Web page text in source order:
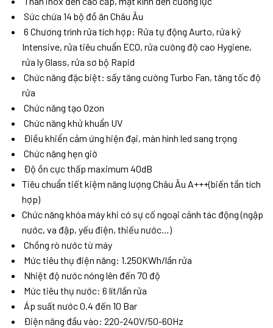
Sức chứa 14 bộ đồ ăn Châu Âu
6 Chương trình rửa tích hợp: Rửa tự động Aurto, rửa kỹ
Intensive, rửa tiêu chuẩn ECO, rửa cường độ cao Hygiene,
rửa ly Glass, rửa sơ bộ Rapid
Chức năng đặc biệt: sấy tăng cường Turbo Fan, tăng tốc độ
rửa
Chức năng tạo Ozon
Chức năng khử khuẩn UV
Điều khiển cảm ứng hiện đại, màn hình led sang trọng
Chức năng hẹn giờ
Độ ồn cực thấp maximum 40dB
Tiêu chuẩn tiết kiệm năng lượng Châu Âu A+++(biến tần tích
hợp)
Chức năng khóa máy khi có sự cố ngoại cảnh tác động (ngập
nước, va đập, yếu điện, thiếu nước…)
Chồng rò nước từ máy
Mức tiêu thụ điện năng: 1.250KWh/lần rửa
Nhiệt độ nước nóng lên đến 70 độ
Mức tiêu thụ nước: 6 lít/lần rửa
Áp suất nước 0.4 đến 10 Bar
Điện năng đầu vào: 220-240V/50-60Hz